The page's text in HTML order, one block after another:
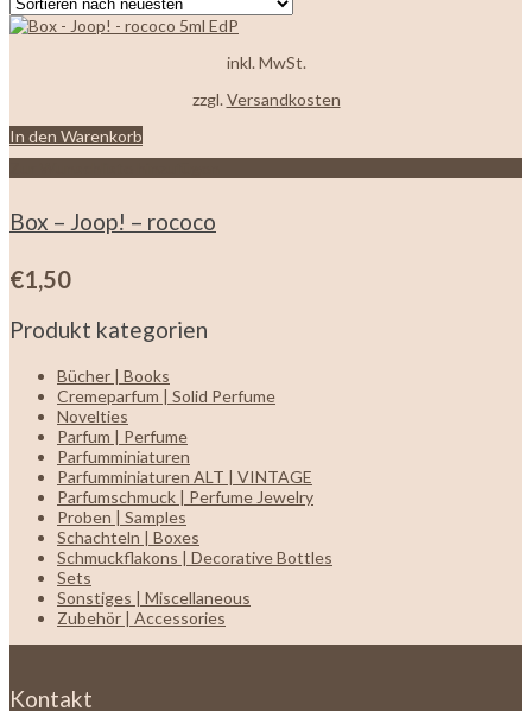
inkl. MwSt.
zzgl. Versandkosten
In den Warenkorb
Box – Joop! – rococo
€1,50
Produkt kategorien
Bücher | Books
Cremeparfum | Solid Perfume
Novelties
Parfum | Perfume
Parfumminiaturen
Parfumminiaturen ALT | VINTAGE
Parfumschmuck | Perfume Jewelry
Proben | Samples
Schachteln | Boxes
Schmuckflakons | Decorative Bottles
Sets
Sonstiges | Miscellaneous
Zubehör | Accessories
Kontakt